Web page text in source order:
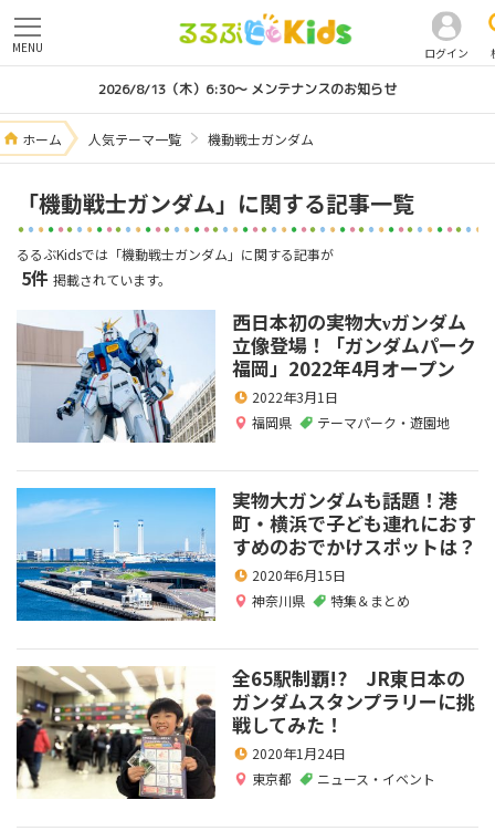
ログイン
MENU
2026/8/13（木）6:30～ メンテナンスのお知らせ
ホーム 人気テーマ一覧 機動戦士ガンダム
「機動戦士ガンダム」に関する記事一覧
るるぶKidsでは「機動戦士ガンダム」に関する記事が
5件 掲載されています。
西日本初の実物大νガンダム
立像登場！「ガンダムパーク
福岡」2022年4月オープン
2022年3月1日
福岡県
テーマパーク・遊園地
実物大ガンダムも話題！港
町・横浜で子ども連れにおす
すめのおでかけスポットは？
2020年6月15日
神奈川県
特集＆まとめ
全65駅制覇!? JR東日本の
ガンダムスタンプラリーに挑
戦してみた！
2020年1月24日
東京都
ニュース・イベント